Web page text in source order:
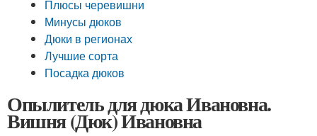
Плюсы черевишни
Минусы дюков
Дюки в регионах
Лучшие сорта
Посадка дюков
Опылитель для дюка Ивановна.
Вишня (Дюк) Ивановна